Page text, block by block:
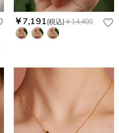
￥7,191(税込)￥14,400